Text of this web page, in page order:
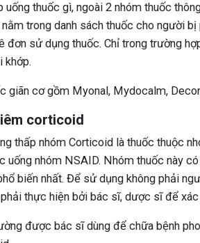
uống thuốc gì, ngoài 2 nhóm thuốc
trong danh sách thuốc cho người
đơn sử dụng thuốc. Chỉ trong trường
khớp.
giãn cơ gồm Myonal, Mydocalm,
corticoid
thấp nhóm Corticoid là thuốc thuộc
uống nhóm NSAID. Nhóm thuốc này
biến nhất. Để sử dụng không phải
thực hiện bởi bác sĩ, dược sĩ để
được bác sĩ dùng để chữa bệnh